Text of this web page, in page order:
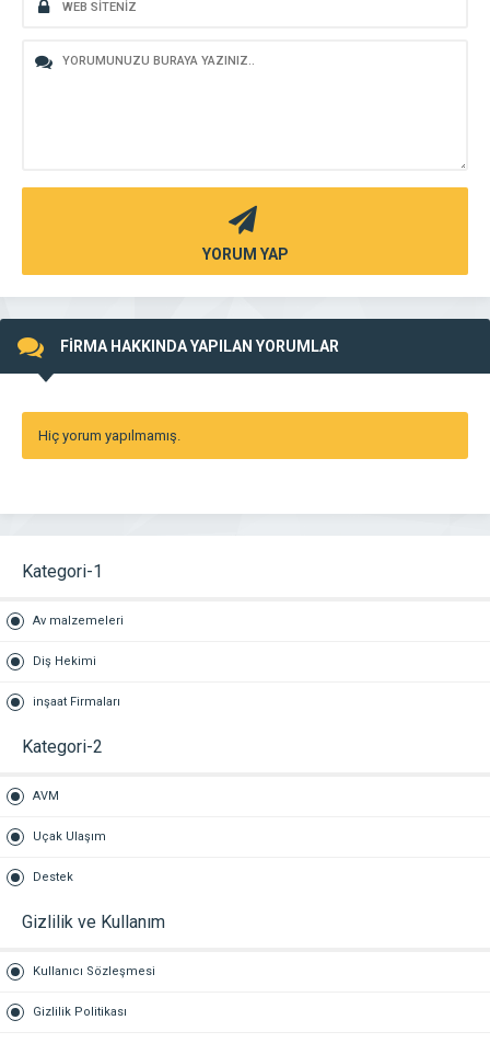
YORUM YAP
FİRMA HAKKINDA YAPILAN YORUMLAR
Hiç yorum yapılmamış.
Kategori-1
Av malzemeleri
Diş Hekimi
inşaat Firmaları
Kategori-2
AVM
Uçak Ulaşım
Destek
Gizlilik ve Kullanım
Kullanıcı Sözleşmesi
Gizlilik Politikası